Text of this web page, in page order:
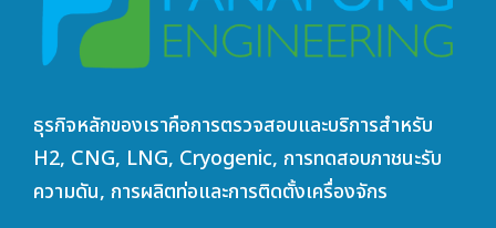
ธุรกิจหลักของเราคือการตรวจสอบและบริการสำหรับ
H2, CNG, LNG, Cryogenic, การทดสอบภาชนะรับ
ความดัน, การผลิตท่อและการติดตั้งเครื่องจักร